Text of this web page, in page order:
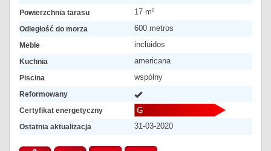
Powierzchnia tarasu 17 m²
Odległość do morza 600 metros
Meble incluidos
Kuchnia americana
Piscina wspólny
Reformowany
Certyfikat energetyczny
Ostatnia aktualizacja 31-03-2020